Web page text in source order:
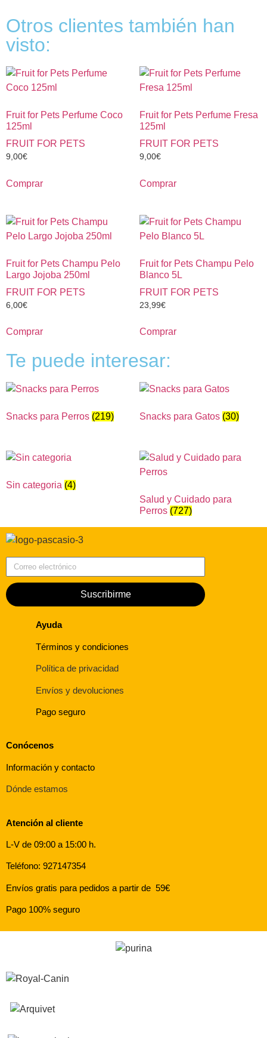
Otros clientes también han
visto:
Fruit for Pets Perfume Coco
125ml
FRUIT FOR PETS
9,00€
Comprar
Fruit for Pets Perfume Fresa
125ml
FRUIT FOR PETS
9,00€
Comprar
Fruit for Pets Champu Pelo
Largo Jojoba 250ml
FRUIT FOR PETS
6,00€
Comprar
Fruit for Pets Champu Pelo
Blanco 5L
FRUIT FOR PETS
23,99€
Comprar
Te puede interesar:
Snacks para Perros (219) Snacks para Gatos (30)
Sin categoria (4)
Salud y Cuidado para
Perros (727)
Suscribirme
Ayuda
Términos y condiciones
Política de privacidad
Envíos y devoluciones
Pago seguro
Conócenos
Información y contacto
Dónde estamos
Atención al cliente
L-V de 09:00 a 15:00 h.
Teléfono: 927147354
Envíos gratis para pedidos a partir de 59€
Pago 100% seguro